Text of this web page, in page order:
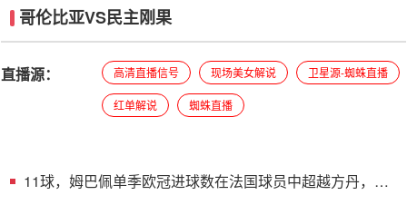
哥伦比亚VS民主刚果
直播源： 高清直播信号 现场美女解说 卫星源-蜘蛛直播
红单解说 蜘蛛直播
11球，姆巴佩单季欧冠进球数在法国球员中超越方丹，仅